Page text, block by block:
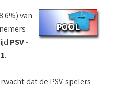
van
PSV -
.
dat de PSV-spelers